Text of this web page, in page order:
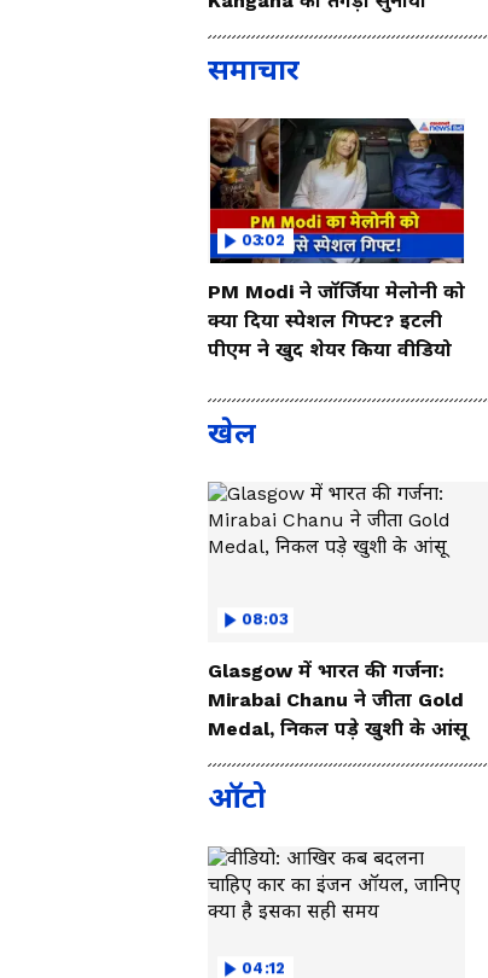
समाचार
03:02
PM Modi ने जॉर्जिया मेलोनी को
क्या दिया स्पेशल गिफ्ट? इटली
पीएम ने खुद शेयर किया वीडियो
खेल
08:03
Glasgow में भारत की गर्जना:
Mirabai Chanu ने जीता Gold
Medal, निकल पड़े खुशी के आंसू
ऑटो
04:12